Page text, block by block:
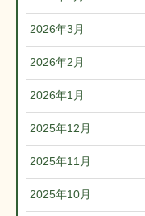
2026年3月
2026年2月
2026年1月
2025年12月
2025年11月
2025年10月